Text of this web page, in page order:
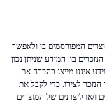
המפורסמים בו ולאפשר
בו. המידע שניתן נכון
איננו מייצג בהכרח את
לצידו. כדי לקבל את
ו/או ליצרנים של המוצרים